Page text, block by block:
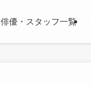
俳優・スタッフ一覧